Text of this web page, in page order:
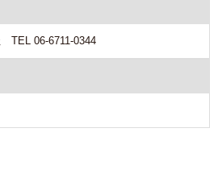
TEL 06-6711-0344